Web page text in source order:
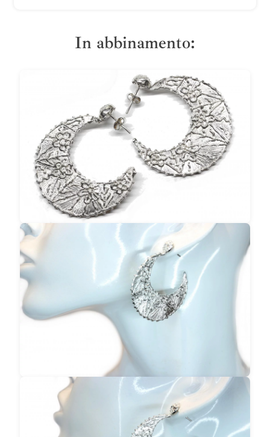
In abbinamento: